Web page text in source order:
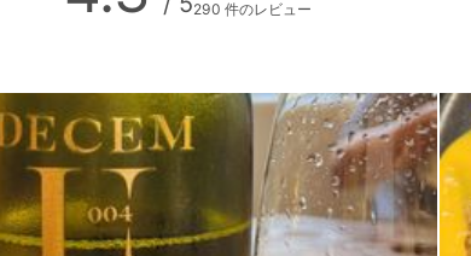
290 件のレビュー